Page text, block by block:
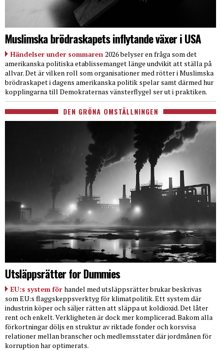
Muslimska brödraskapets inflytande växer i USA
Händelser under sommaren 2026 belyser en fråga som det
amerikanska politiska etablissemanget länge undvikit att ställa på
allvar. Det är vilken roll som organisationer med rötter i Muslimska
brödraskapet i dagens amerikanska politik spelar samt därmed hur
kopplingarna till Demokraternas vänsterflygel ser ut i praktiken.
DEN GRÖNA OMSTÄLLNINGEN
Utsläppsrätter for Dummies
EU:s system för handel med utsläppsrätter brukar beskrivas
som EU:s flaggskeppsverktyg för klimatpolitik. Ett system där
industrin köper och säljer rätten att släppa ut koldioxid. Det låter
rent och enkelt. Verkligheten är dock mer komplicerad. Bakom alla
förkortningar döljs en struktur av riktade fonder och korsvisa
relationer mellan branscher och medlemsstater där jordmånen för
korruption har optimerats.